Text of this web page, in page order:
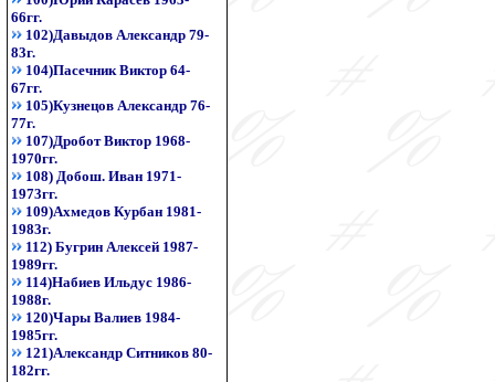
66гг.
102)Давыдов Александр 79-
83г.
104)Пасечник Виктор 64-
67гг.
105)Кузнецов Александр 76-
77г.
107)Дробот Виктор 1968-
1970гг.
108) Добош. Иван 1971-
1973гг.
109)Ахмедов Курбан 1981-
1983г.
112) Бугрин Алексей 1987-
1989гг.
114)Набиев Ильдус 1986-
1988г.
120)Чары Валиев 1984-
1985гг.
121)Александр Ситников 80-
182гг.